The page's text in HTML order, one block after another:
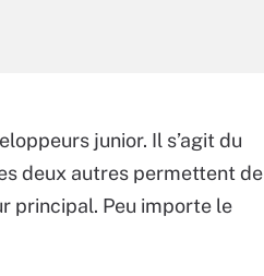
junior. Il s’agit du
deux autres permettent de
principal. Peu importe le